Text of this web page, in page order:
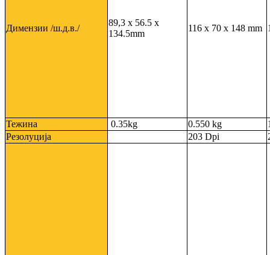
Димензии /ш.д.в./
89,3 x 56.5 x
134.5mm
116 x 70 x 148 mm
Тежина 0.35kg 0.550 kg
Резолуција
203 Dpi